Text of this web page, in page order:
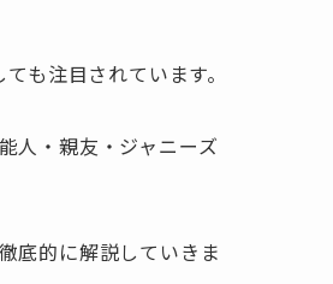
も注目されています。
人・親友・ジャニーズ
底的に解説していきま